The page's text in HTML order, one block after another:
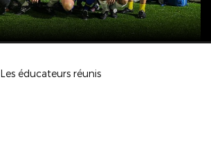
Les éducateurs réunis